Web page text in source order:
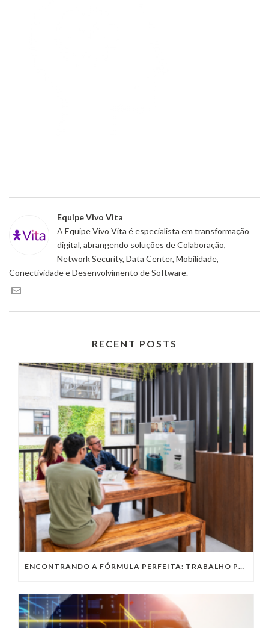
Equipe Vivo Vita
A Equipe Vivo Vita é especialista em transformação
digital, abrangendo soluções de Colaboração,
Network Security, Data Center, Mobilidade,
Conectividade e Desenvolvimento de Software.
RECENT POSTS
ENCONTRANDO A FÓRMULA PERFEITA: TRABALHO PRESENCIAL, HOME OFFICE OU TRABALHO HÍBRIDO?